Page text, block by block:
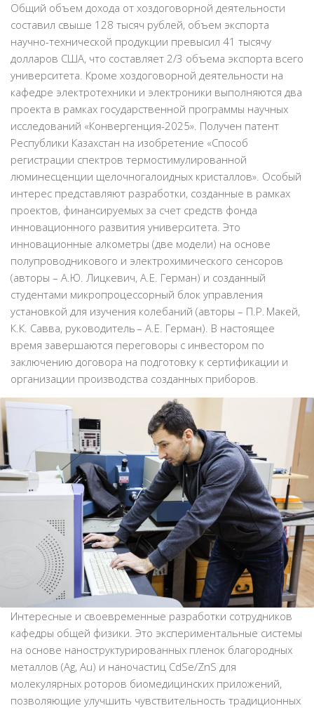
Общий объем дохода от хоздоговорной деятельности
составил свыше 128 тысяч рублей, объем экспорта
научно-технической продукции превысил 41 тысячу
долларов США, что составляет 2/3 объема экспорта всего
университета. Кроме хоздоговорной деятельности на
кафедре электротехники и электроники выполняются два
проекта в рамках государственной программы научных
исследований «Конвергенция-2025». Получен патент
Республики Казахстан на изобретение «Способ
регистрации спектров термостимулированной
люминесценции щелочногалоидных кристаллов». Особый
интерес представляют разработки, созданные в рамках
проектов, финансируемых за счет средств фонда
инновационного развития университета. Это
инновационные алкометры (две модели) на основе
полупроводникового и электрохимического сенсоров
(авторы – А.Ю. Лицкевич, А.Е. Герман) и созданный
студентами микропроцессорный блок управления
установкой для изучения колебаний (авторы – П.Р. Макей,
К.К. Савва, руководитель – А.Е. Герман). В настоящее
время завершаются переговоры с инвестором по
заключению договора на подготовку к сертификации и
организации производства созданных приборов.
Интересные и своевременные разработки сотрудников
кафедры общей физики. Это экспериментальные системы
на основе наноструктурированных пленок благородных
металлов (Аg, Au) и наночастиц CdSe/ZnS для
молекулярных роторов биомедицинских приложений,
позволяющие улучшить чувствительность традиционных